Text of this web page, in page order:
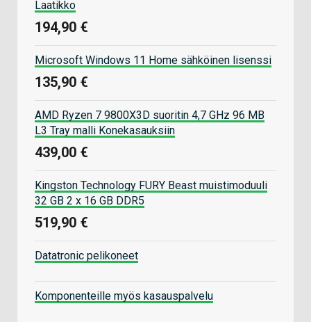
Laatikko
194,90 €
Microsoft Windows 11 Home sähköinen lisenssi
135,90 €
AMD Ryzen 7 9800X3D suoritin 4,7 GHz 96 MB
L3 Tray malli Konekasauksiin
439,00 €
Kingston Technology FURY Beast muistimoduuli
32 GB 2 x 16 GB DDR5
519,90 €
Datatronic pelikoneet
Komponenteille myös kasauspalvelu